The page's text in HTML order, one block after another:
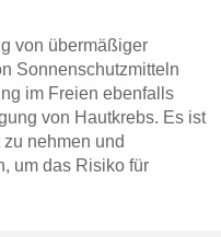
von übermäßiger
Sonnenschutzmitteln
im Freien ebenfalls
von Hautkrebs. Es ist
nehmen und
um das Risiko für